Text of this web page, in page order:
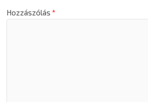
Hozzászólás*